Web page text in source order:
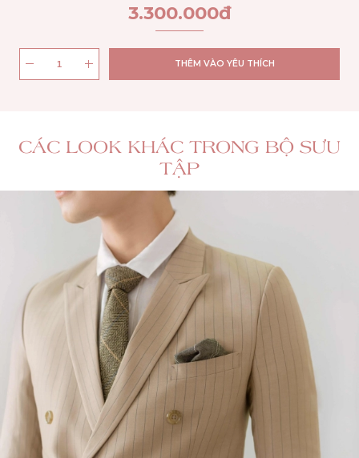
3.300.000đ
THÊM VÀO YÊU THÍCH
CÁC LOOK KHÁC TRONG BỘ SƯU
TẬP